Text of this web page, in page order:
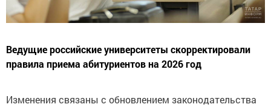
Ведущие российские университеты скорректировали
правила приема абитуриентов на 2026 год
Изменения связаны с обновлением законодательства